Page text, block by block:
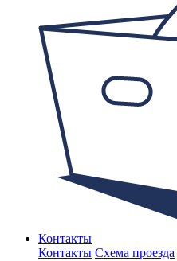
Контакты
Контакты Схема проезда